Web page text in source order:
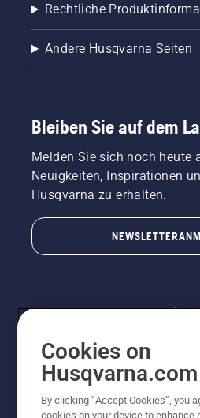
Rechtliche
Andere Husqvarna Seiten
Bleiben Sie auf dem
Melden Sie sich noch heute
Neuigkeiten, Inspirationen
Husqvarna zu erhalten.
© Husqvarna AB (publ). Alle
Cookies on
Husqvarna.com
By clicking “Accept Cookies”, you
cookies on your device to enhance